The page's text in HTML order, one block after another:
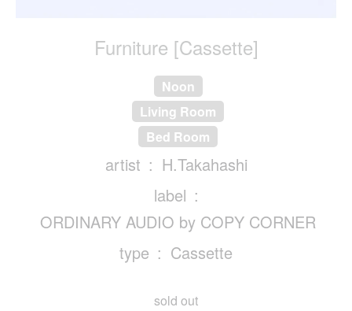
Furniture [Cassette]
Noon
Living Room
Bed Room
artist
H.Takahashi
label
ORDINARY AUDIO by COPY CORNER
type
Cassette
sold out